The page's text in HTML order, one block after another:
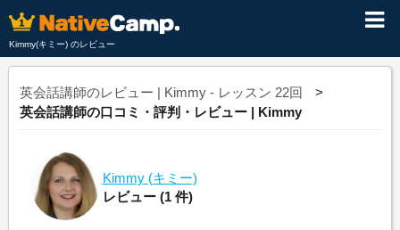
Kimmy(キミー) のレビュー
英会話講師のレビュー | Kimmy - レッスン 22回
英会話講師の口コミ・評判・レビュー | Kimmy
Kimmy (キミー)
レビュー (1 件)